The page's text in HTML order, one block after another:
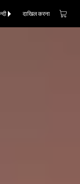
दाखिल करना